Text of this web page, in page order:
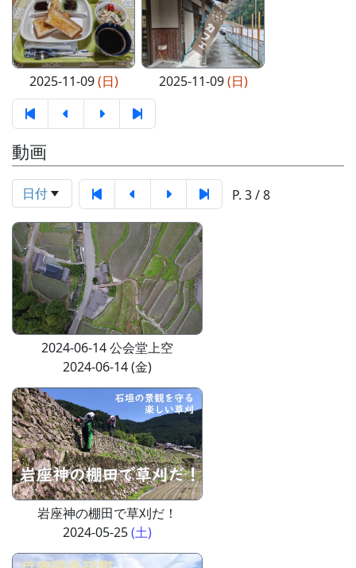
2025-11-09(日) 2025-11-09(日)
動画
日付 P. 3 / 8
2024-06-14 公会堂上空
2024-06-14 (金)
岩座神の棚田で草刈だ！
2024-05-25(土)